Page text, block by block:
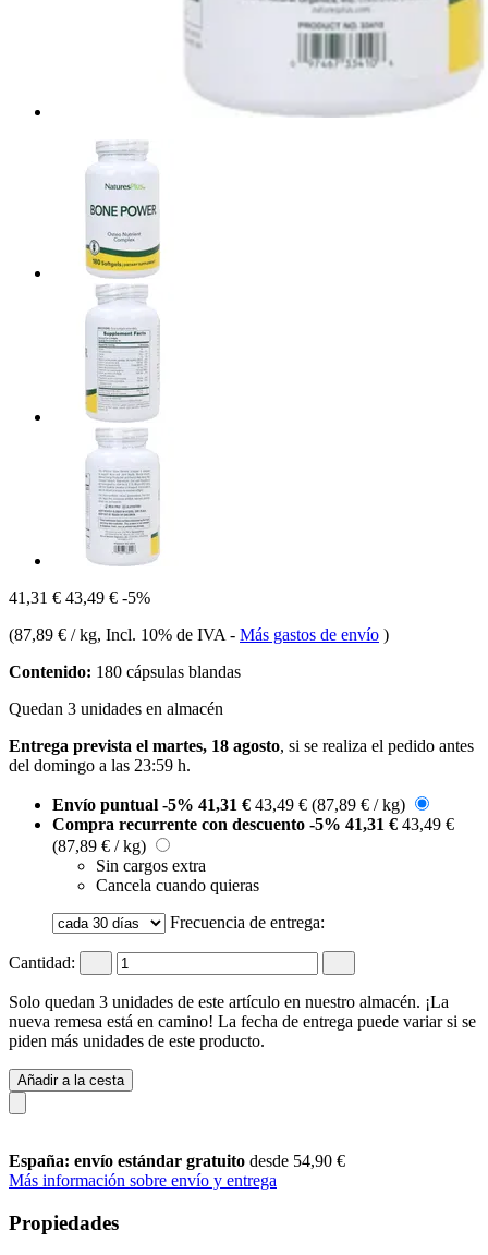
41,31 € 43,49 € -5%
(87,89 € / kg, Incl. 10% de IVA - Más gastos de envío )
Contenido: 180 cápsulas blandas
Quedan 3 unidades en almacén
Entrega prevista el martes, 18 agosto, si se realiza el pedido antes
del domingo a las 23:59 h.
Envío puntual -5% 41,31 € 43,49 € (87,89 € / kg)
Compra recurrente con descuento -5% 41,31 € 43,49 €
(87,89 € / kg)
Sin cargos extra
Cancela cuando quieras
Frecuencia de entrega:
Cantidad:
Solo quedan 3 unidades de este artículo en nuestro almacén. ¡La
nueva remesa está en camino! La fecha de entrega puede variar si se
piden más unidades de este producto.
Añadir a la cesta
España: envío estándar gratuito desde 54,90 €
Más información sobre envío y entrega
Propiedades